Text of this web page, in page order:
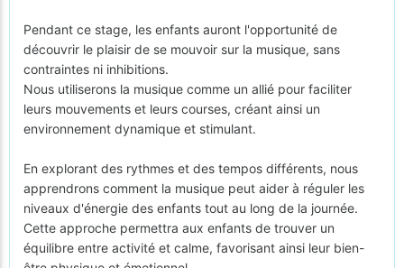
Pendant ce stage, les enfants auront l'opportunité de
découvrir le plaisir de se mouvoir sur la musique, sans
contraintes ni inhibitions.
Nous utiliserons la musique comme un allié pour faciliter
leurs mouvements et leurs courses, créant ainsi un
environnement dynamique et stimulant.
En explorant des rythmes et des tempos différents, nous
apprendrons comment la musique peut aider à réguler les
niveaux d'énergie des enfants tout au long de la journée.
Cette approche permettra aux enfants de trouver un
équilibre entre activité et calme, favorisant ainsi leur bien-